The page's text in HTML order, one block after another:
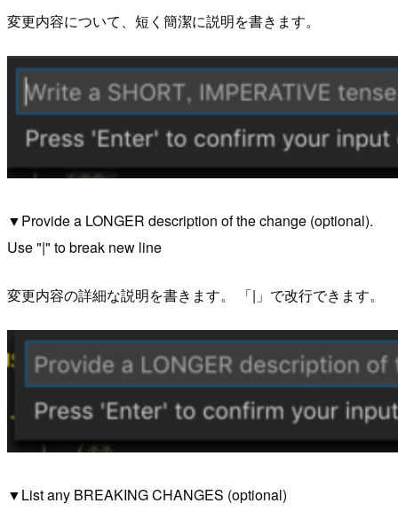
変更内容について、短く簡潔に説明を書きます。
▼Provide a LONGER description of the change (optional).
Use "|" to break new line
変更内容の詳細な説明を書きます。 「|」で改行できます。
▼List any BREAKING CHANGES (optional)